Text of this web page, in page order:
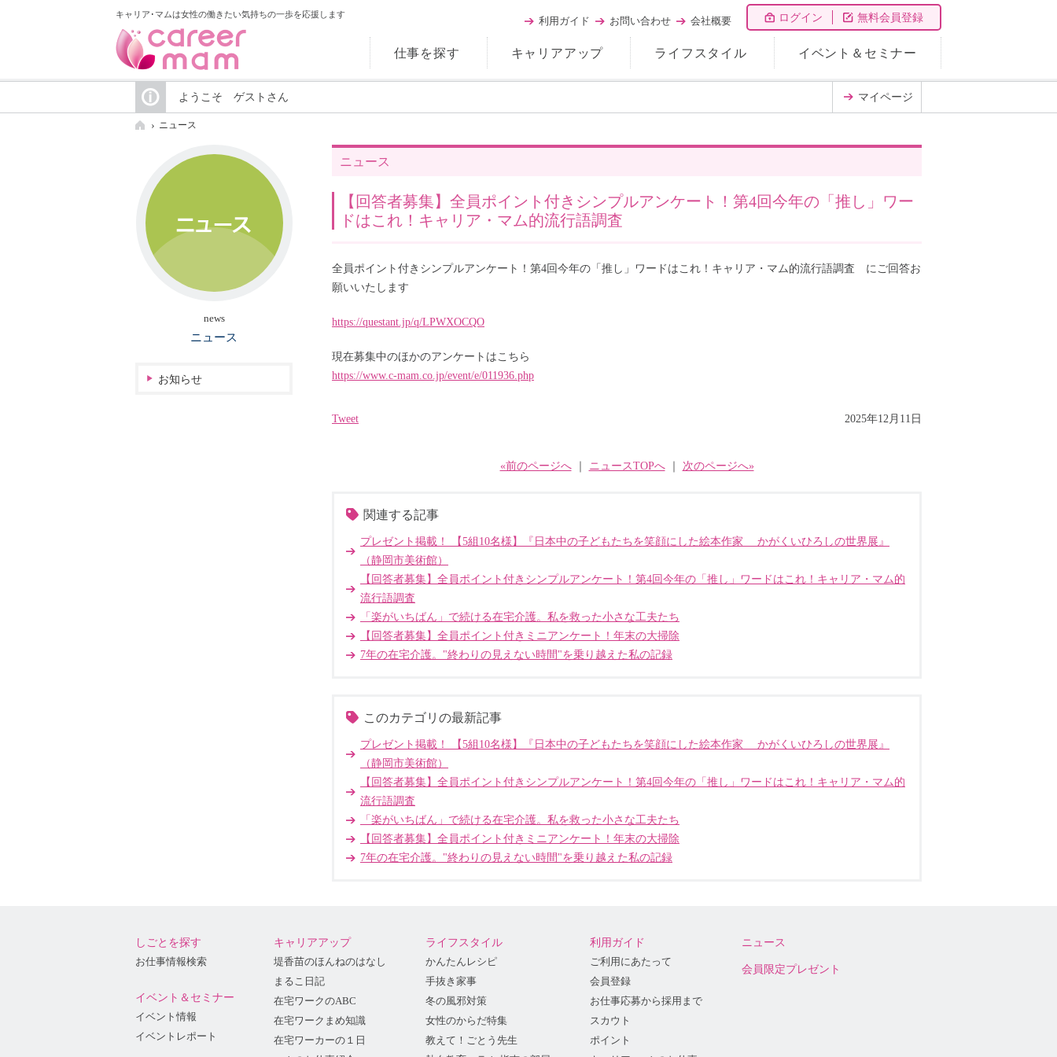
キャリア･マムは女性の働きたい気持ちの一歩を応援します ログイン 無料会員登録
仕事を探す キャリアアップ ライフスタイル イベント＆セミナー
利用ガイド お問い合わせ 会社概要
ようこそ ゲストさん マイページ
ニュース
ニュース
【回答者募集】全員ポイント付きシンプルアンケート！第4回今年の「推し」ワー
ドはこれ！キャリア・マム的流行語調査
全員ポイント付きシンプルアンケート！第4回今年の「推し」ワードはこれ！キャリア・マム的流行語調査 にご回答お
願いいたします
https://questant.jp/q/LPWXOCQO
現在募集中のほかのアンケートはこちら
https://www.c-mam.co.jp/event/e/011936.php
Tweet 2025年12月11日
«前のページへ｜ ニュースTOPへ｜ 次のページへ»
関連する記事
プレゼント掲載！ 【5組10名様】『日本中の子どもたちを笑顔にした絵本作家 かがくいひろしの世界展』
（静岡市美術館）
【回答者募集】全員ポイント付きシンプルアンケート！第4回今年の「推し」ワードはこれ！キャリア・マム的
流行語調査
「楽がいちばん」で続ける在宅介護。私を救った小さな工夫たち
【回答者募集】全員ポイント付きミニアンケート！年末の大掃除
7年の在宅介護。"終わりの見えない時間"を乗り越えた私の記録
このカテゴリの最新記事
プレゼント掲載！ 【5組10名様】『日本中の子どもたちを笑顔にした絵本作家 かがくいひろしの世界展』
（静岡市美術館）
【回答者募集】全員ポイント付きシンプルアンケート！第4回今年の「推し」ワードはこれ！キャリア・マム的
流行語調査
「楽がいちばん」で続ける在宅介護。私を救った小さな工夫たち
【回答者募集】全員ポイント付きミニアンケート！年末の大掃除
7年の在宅介護。"終わりの見えない時間"を乗り越えた私の記録
news
ニュース
お知らせ
しごとを探す
お仕事情報検索
イベント＆セミナー
イベント情報
イベントレポート
キャリアアップ
堤香苗のほんねのはなし
まるこ日記
在宅ワークのABC
在宅ワークまめ知識
在宅ワーカーの１日
ライフスタイル
かんたんレシピ
手抜き家事
冬の風邪対策
女性のからだ特集
教えて！ごとう先生
利用ガイド
ご利用にあたって
会員登録
お仕事応募から採用まで
スカウト
ポイント
ニュース
会員限定プレゼント